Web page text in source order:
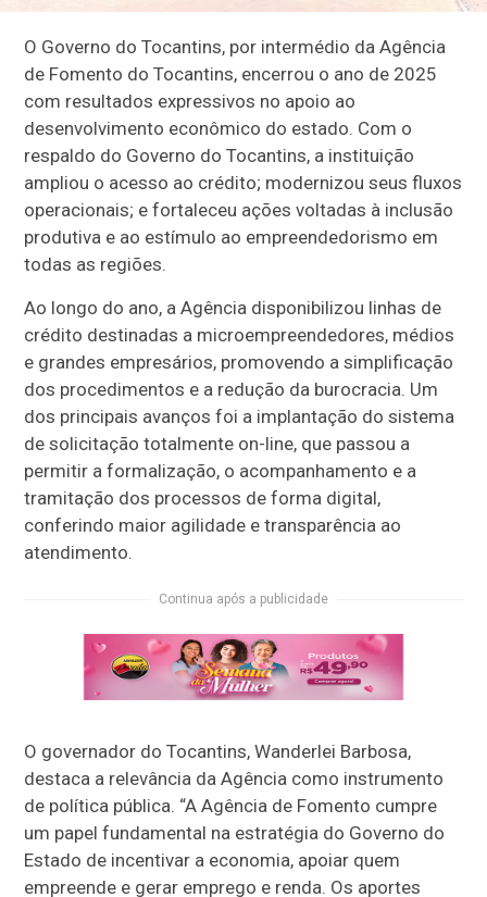
O Governo do Tocantins, por intermédio da Agência
de Fomento do Tocantins, encerrou o ano de 2025
com resultados expressivos no apoio ao
desenvolvimento econômico do estado. Com o
respaldo do Governo do Tocantins, a instituição
ampliou o acesso ao crédito; modernizou seus fluxos
operacionais; e fortaleceu ações voltadas à inclusão
produtiva e ao estímulo ao empreendedorismo em
todas as regiões.
Ao longo do ano, a Agência disponibilizou linhas de
crédito destinadas a microempreendedores, médios
e grandes empresários, promovendo a simplificação
dos procedimentos e a redução da burocracia. Um
dos principais avanços foi a implantação do sistema
de solicitação totalmente on-line, que passou a
permitir a formalização, o acompanhamento e a
tramitação dos processos de forma digital,
conferindo maior agilidade e transparência ao
atendimento.
Continua após a publicidade
O governador do Tocantins, Wanderlei Barbosa,
destaca a relevância da Agência como instrumento
de política pública. “A Agência de Fomento cumpre
um papel fundamental na estratégia do Governo do
Estado de incentivar a economia, apoiar quem
empreende e gerar emprego e renda. Os aportes